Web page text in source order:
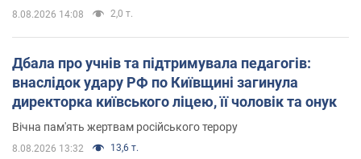
8.08.2026 14:08 2,0 т.
Дбала про учнів та підтримувала педагогів:
внаслідок удару РФ по Київщині загинула
директорка київського ліцею, її чоловік та онук
Вічна пам'ять жертвам російського терору
8.08.2026 13:32 13,6 т.